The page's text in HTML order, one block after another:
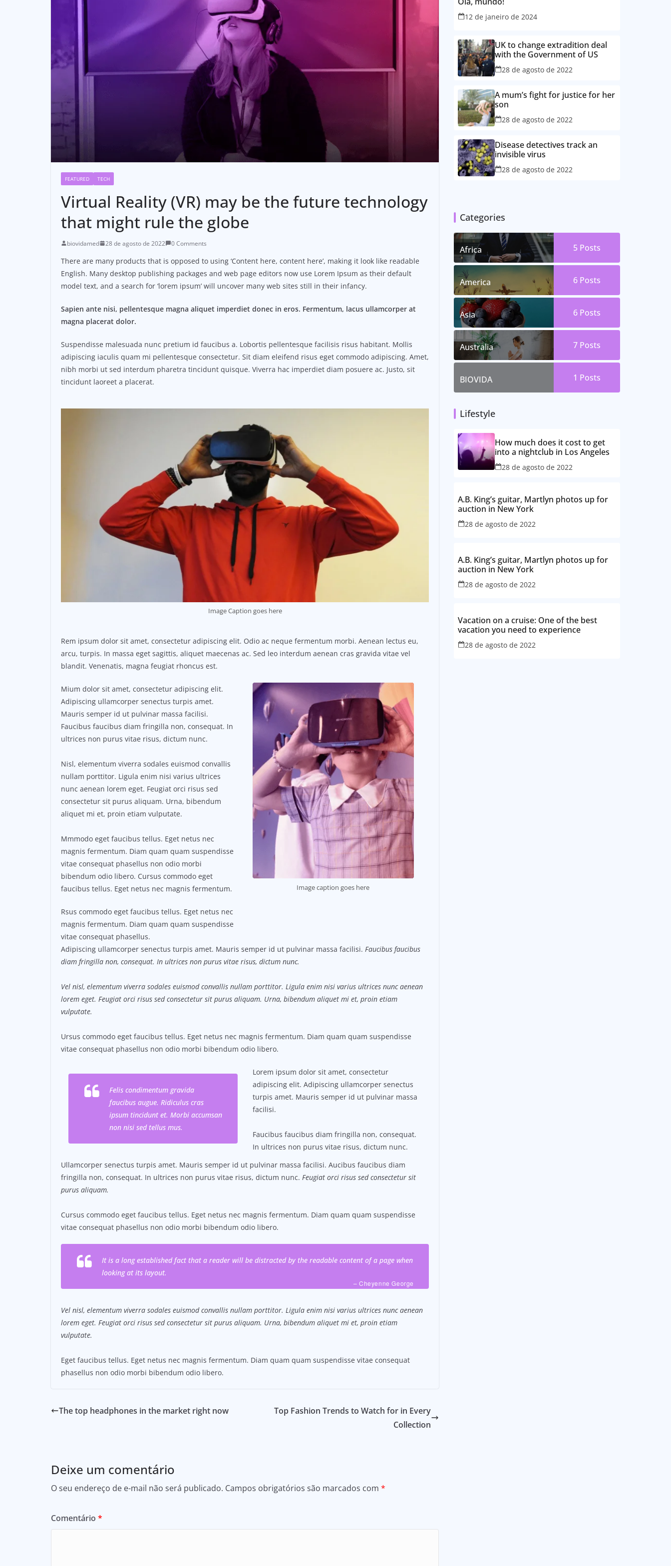
FEATURED TECH
Virtual Reality (VR) may be the future technology
that might rule the globe
biovidamed 28 de agosto de 2022 0 Comments
There are many products that is opposed to using ‘Content here, content here’, making it look like readable
English. Many desktop publishing packages and web page editors now use Lorem Ipsum as their default
model text, and a search for ‘lorem ipsum’ will uncover many web sites still in their infancy.
Sapien ante nisi, pellentesque magna aliquet imperdiet donec in eros. Fermentum, lacus ullamcorper at
magna placerat dolor.
Suspendisse malesuada nunc pretium id faucibus a. Lobortis pellentesque facilisis risus habitant. Mollis
adipiscing iaculis quam mi pellentesque consectetur. Sit diam eleifend risus eget commodo adipiscing. Amet,
nibh morbi ut sed interdum pharetra tincidunt quisque. Viverra hac imperdiet diam posuere ac. Justo, sit
tincidunt laoreet a placerat.
Image Caption goes here
Rem ipsum dolor sit amet, consectetur adipiscing elit. Odio ac neque fermentum morbi. Aenean lectus eu,
arcu, turpis. In massa eget sagittis, aliquet maecenas ac. Sed leo interdum aenean cras gravida vitae vel
blandit. Venenatis, magna feugiat rhoncus est.
Mium dolor sit amet, consectetur adipiscing elit.
Adipiscing ullamcorper senectus turpis amet.
Mauris semper id ut pulvinar massa facilisi.
Faucibus faucibus diam fringilla non, consequat. In
ultrices non purus vitae risus, dictum nunc.
Nisl, elementum viverra sodales euismod convallis
nullam porttitor. Ligula enim nisi varius ultrices
nunc aenean lorem eget. Feugiat orci risus sed
consectetur sit purus aliquam. Urna, bibendum
aliquet mi et, proin etiam vulputate.
Mmmodo eget faucibus tellus. Eget netus nec
magnis fermentum. Diam quam quam suspendisse
vitae consequat phasellus non odio morbi
bibendum odio libero. Cursus commodo eget
faucibus tellus. Eget netus nec magnis fermentum.
Rsus commodo eget faucibus tellus. Eget netus nec
magnis fermentum. Diam quam quam suspendisse
vitae consequat phasellus.
Image caption goes here
Adipiscing ullamcorper senectus turpis amet. Mauris semper id ut pulvinar massa facilisi. Faucibus faucibus
diam fringilla non, consequat. In ultrices non purus vitae risus, dictum nunc.
Vel nisl, elementum viverra sodales euismod convallis nullam porttitor. Ligula enim nisi varius ultrices nunc aenean
lorem eget. Feugiat orci risus sed consectetur sit purus aliquam. Urna, bibendum aliquet mi et, proin etiam
vulputate.
Ursus commodo eget faucibus tellus. Eget netus nec magnis fermentum. Diam quam quam suspendisse
vitae consequat phasellus non odio morbi bibendum odio libero.
Felis condimentum gravida
faucibus augue. Ridiculus cras
ipsum tincidunt et. Morbi accumsan
non nisi sed tellus mus.
Lorem ipsum dolor sit amet, consectetur
adipiscing elit. Adipiscing ullamcorper senectus
turpis amet. Mauris semper id ut pulvinar massa
facilisi.
Faucibus faucibus diam fringilla non, consequat.
In ultrices non purus vitae risus, dictum nunc.
Ullamcorper senectus turpis amet. Mauris semper id ut pulvinar massa facilisi. Aucibus faucibus diam
fringilla non, consequat. In ultrices non purus vitae risus, dictum nunc. Feugiat orci risus sed consectetur sit
purus aliquam.
Cursus commodo eget faucibus tellus. Eget netus nec magnis fermentum. Diam quam quam suspendisse
vitae consequat phasellus non odio morbi bibendum odio libero.
It is a long established fact that a reader will be distracted by the readable content of a page when
looking at its layout.
– Cheyenne George
Vel nisl, elementum viverra sodales euismod convallis nullam porttitor. Ligula enim nisi varius ultrices nunc aenean
lorem eget. Feugiat orci risus sed consectetur sit purus aliquam. Urna, bibendum aliquet mi et, proin etiam
vulputate.
Eget faucibus tellus. Eget netus nec magnis fermentum. Diam quam quam suspendisse vitae consequat
phasellus non odio morbi bibendum odio libero.
The top headphones in the market right now
Top Fashion Trends to Watch for in Every
Collection
Deixe um comentário
O seu endereço de e-mail não será publicado. Campos obrigatórios são marcados com *
Comentário *
12 de janeiro de 2024
UK to change extradition deal
with the Government of US
28 de agosto de 2022
A mum’s fight for justice for her
son
28 de agosto de 2022
Disease detectives track an
invisible virus
28 de agosto de 2022
Categories
Africa 5 Posts
America 6 Posts
Asia 6 Posts
Australia 7 Posts
BIOVIDA 1 Posts
Lifestyle
How much does it cost to get
into a nightclub in Los Angeles
28 de agosto de 2022
A.B. King’s guitar, Martlyn photos up for
auction in New York
28 de agosto de 2022
A.B. King’s guitar, Martlyn photos up for
auction in New York
28 de agosto de 2022
Vacation on a cruise: One of the best
vacation you need to experience
28 de agosto de 2022